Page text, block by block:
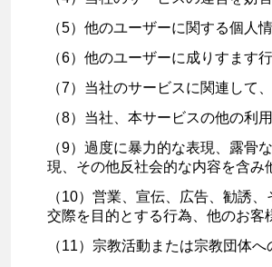
（5）他のユーザーに関する個人
（6）他のユーザーに成りすます
（7）当社のサービスに関連して
（8）当社、本サービスの他の利
（9）過度に暴力的な表現、露骨
現、その他反社会的な内容を含
（10）営業、宣伝、広告、勧誘
交際を目的とする行為、他のお
（11）宗教活動または宗教団体へ